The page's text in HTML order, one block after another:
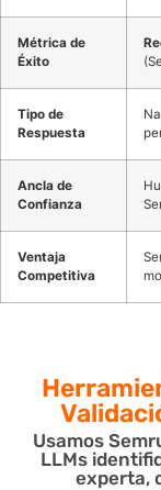
Métrica de
Éxito
Tipo de
Respuesta
Ancla de
Confianza
Ventaja
Competitiva
Usamos
LLMs
experta,